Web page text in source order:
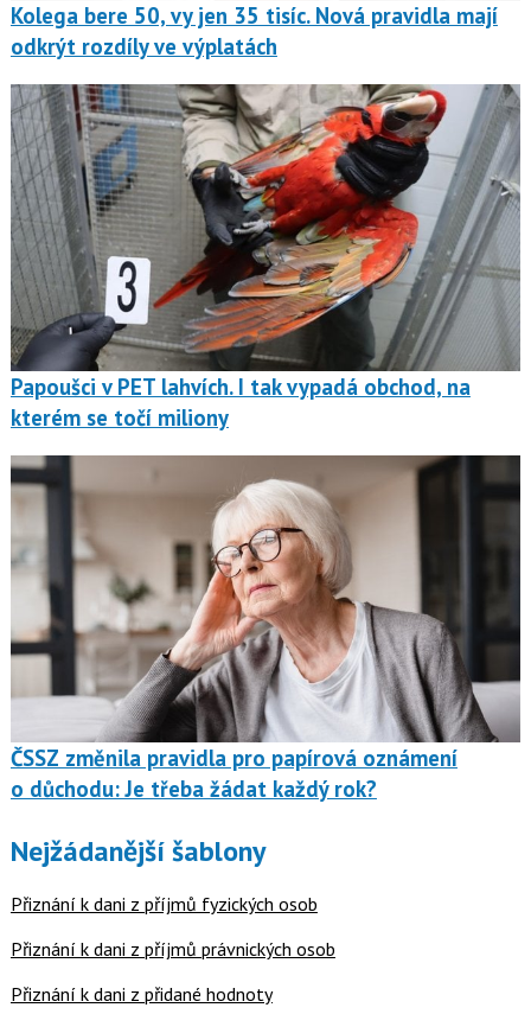
Kolega bere 50, vy jen 35 tisíc. Nová pravidla mají
odkrýt rozdíly ve výplatách
Papoušci v PET lahvích. I tak vypadá obchod, na
kterém se točí miliony
ČSSZ změnila pravidla pro papírová oznámení
o důchodu: Je třeba žádat každý rok?
Nejžádanější šablony
Přiznání k dani z příjmů fyzických osob
Přiznání k dani z příjmů právnických osob
Přiznání k dani z přidané hodnoty